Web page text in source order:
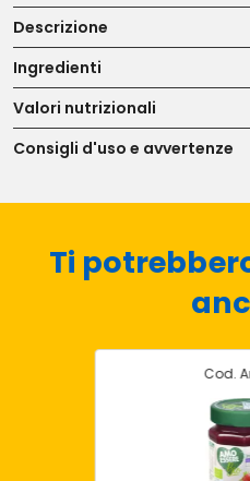
Descrizione
Ingredienti
Valori nutrizionali
Consigli d'uso e avvertenze
Ti
Cod.